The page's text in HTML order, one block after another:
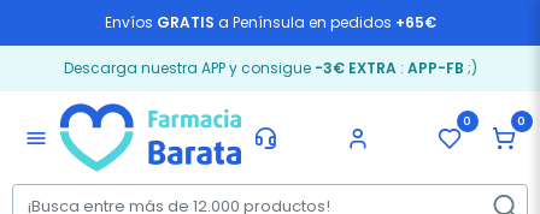
Envíos GRATIS a Península en pedidos +65€
Descarga nuestra APP y consigue -3€ EXTRA: APP-FB ;)
menu
0 0